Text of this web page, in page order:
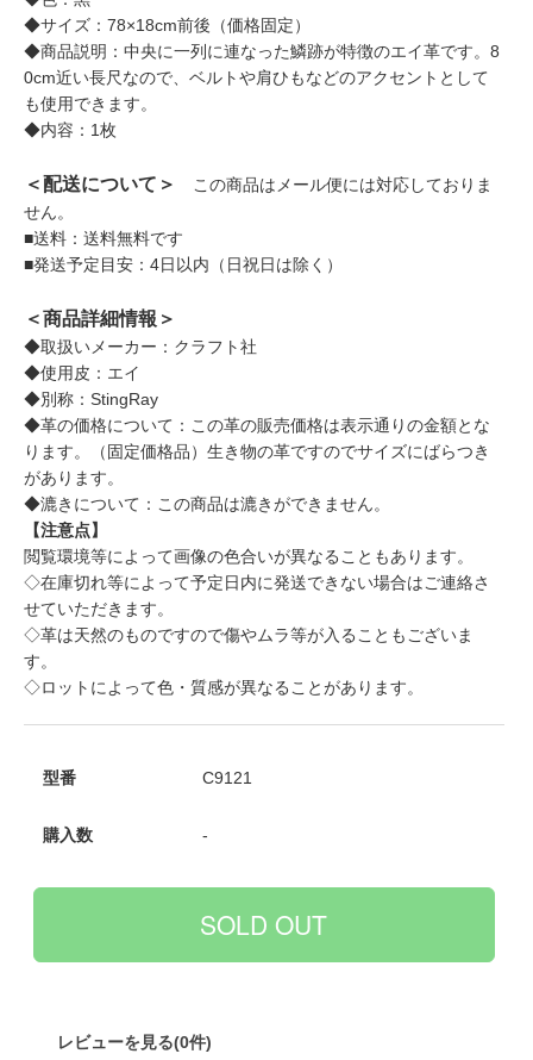
◆サイズ：78×18cm前後（価格固定）
◆商品説明：中央に一列に連なった鱗跡が特徴のエイ革です。8
0cm近い長尺なので、ベルトや肩ひもなどのアクセントとして
も使用できます。
◆内容：1枚
＜配送について＞
この商品はメール便には対応しておりま
せん。
■送料：送料無料です
■発送予定目安：4日以内（日祝日は除く）
＜商品詳細情報＞
◆取扱いメーカー：クラフト社
◆使用皮：エイ
◆別称：StingRay
◆革の価格について：この革の販売価格は表示通りの金額とな
ります。（固定価格品）生き物の革ですのでサイズにばらつき
があります。
◆漉きについて：この商品は漉きができません。
【注意点】
閲覧環境等によって画像の色合いが異なることもあります。
◇在庫切れ等によって予定日内に発送できない場合はご連絡さ
せていただきます。
◇革は天然のものですので傷やムラ等が入ることもございま
す。
◇ロットによって色・質感が異なることがあります。
型番 C9121
購入数 -
レビューを見る(0件)